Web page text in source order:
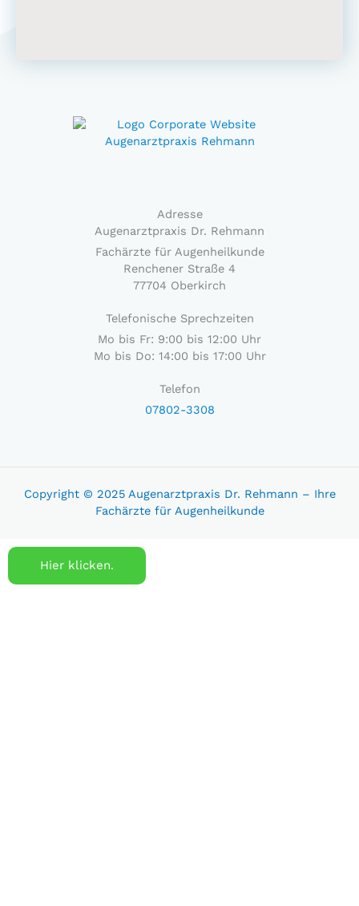
Adresse
Augenarztpraxis Dr. Rehmann
Fachärzte für Augenheilkunde
Renchener Straße 4
77704 Oberkirch
Telefonische Sprechzeiten
Mo bis Fr: 9:00 bis 12:00 Uhr
Mo bis Do: 14:00 bis 17:00 Uhr
Telefon
07802-3308
Copyright © 2025 Augenarztpraxis Dr. Rehmann – Ihre
Fachärzte für Augenheilkunde
Hier klicken.